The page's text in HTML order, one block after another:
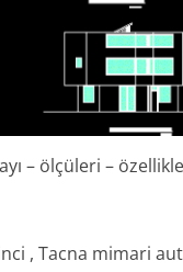
– ölçüleri –
, Tacna mimari